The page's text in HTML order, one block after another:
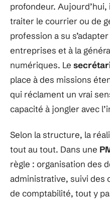
profondeur. Aujourd’hui,
traiter le courrier ou de
profession a su
entreprises et à la
numériques. Le
place à des missions
qui réclament un vrai
capacité à jongler avec
Selon la structure, la
tout au tout. Dans une
règle : organisation des
administrative, suivi des
de comptabilité, tout y